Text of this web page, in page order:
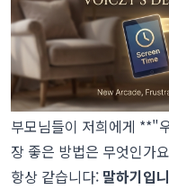
부모님들이 저희에게 **"
장 좋은 방법은 무엇인가
항상 같습니다: 말하기입